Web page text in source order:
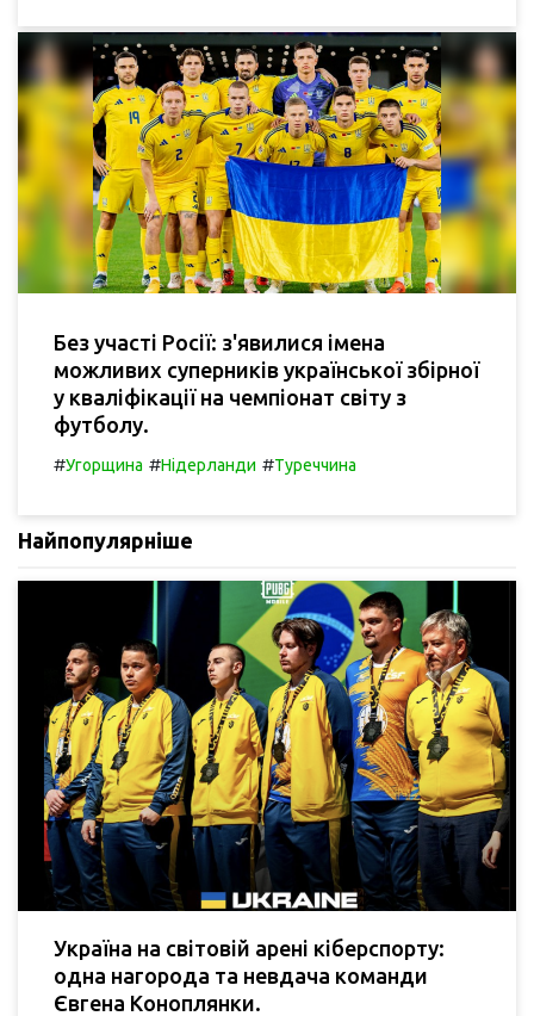
Без участі Росії: з'явилися імена
можливих суперників української збірної
у кваліфікації на чемпіонат світу з
футболу.
#Угорщина #Нідерланди #Туреччина
Найпопулярніше
Україна на світовій арені кіберспорту:
одна нагорода та невдача команди
Євгена Коноплянки.